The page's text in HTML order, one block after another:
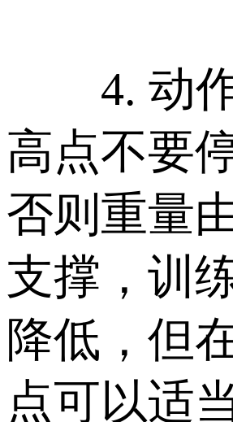
4. 动作
高点不要
否则重量
支撑，训
降低，但
点可以适